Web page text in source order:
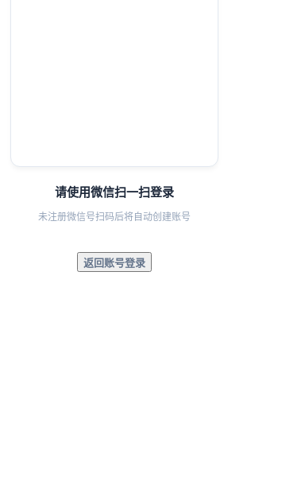
请使用微信扫一扫登录
未注册微信号扫码后将自动创建账号
返回账号登录